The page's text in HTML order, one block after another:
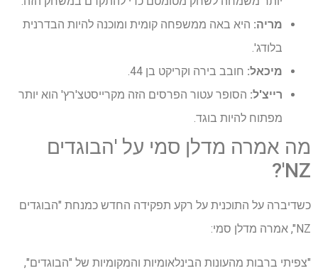
מריה: היא באה ממשפחה קומית ומוכנה להיות הבדרנית
בלודג'.
מיכאל: חובב בירה וקריקט בן 44.
רייצ'ל: הסופר עטור הפרסים הזה מקרייסטצ'רץ' הוא יותר
מפתוח להיות בוגד.
מה אמרה מדלן סמי על 'הבוגדים
NZ'?
כשדיברה על התוכנית על רקע תפקידה החדש כמנחת "הבוגדים
NZ", אמרה מדלן סמי:
"צפיתי ברבות מהעונות הבינלאומיות והמקומיות של "הבוגדים",